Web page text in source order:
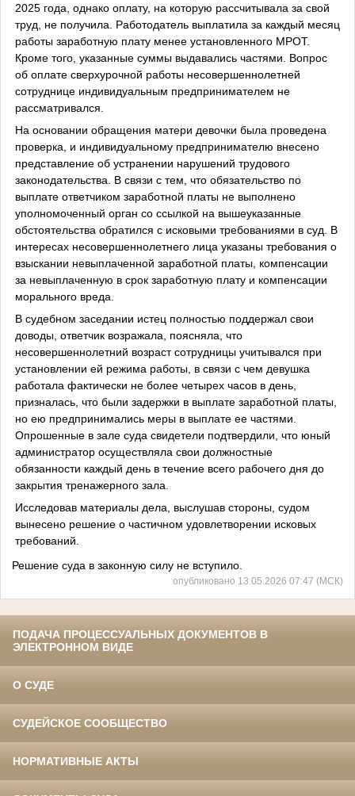
2025 года, однако оплату, на которую рассчитывала за свой
труд, не получила. Работодатель выплатила за каждый месяц
работы заработную плату менее установленного МРОТ.
Кроме того, указанные суммы выдавались частями. Вопрос
об оплате сверхурочной работы несовершеннолетней
сотруднице индивидуальным предпринимателем не
рассматривался.
На основании обращения матери девочки была проведена
проверка, и индивидуальному предпринимателю внесено
представление об устранении нарушений трудового
законодательства. В связи с тем, что обязательство по
выплате ответчиком заработной платы не выполнено
уполномоченный орган со ссылкой на вышеуказанные
обстоятельства обратился с исковыми требованиями в суд. В
интересах несовершеннолетнего лица указаны требования о
взыскании невыплаченной заработной платы, компенсации
за невыплаченную в срок заработную плату и компенсации
морального вреда.
В судебном заседании истец полностью поддержал свои
доводы, ответчик возражала, поясняла, что
несовершеннолетний возраст сотрудницы учитывался при
установлении ей режима работы, в связи с чем девушка
работала фактически не более четырех часов в день,
призналась, что были задержки в выплате заработной платы,
но ею предпринимались меры в выплате ее частями.
Опрошенные в зале суда свидетели подтвердили, что юный
администратор осуществляла свои должностные
обязанности каждый день в течение всего рабочего дня до
закрытия тренажерного зала.
Исследовав материалы дела, выслушав стороны, судом
вынесено решение о частичном удовлетворении исковых
требований.
Решение суда в законную силу не вступило.
опубликовано 13.05.2026 07:47 (МСК)
ПОДАЧА ПРОЦЕССУАЛЬНЫХ ДОКУМЕНТОВ В
ЭЛЕКТРОННОМ ВИДЕ
О СУДЕ
СУДЕЙСКОЕ СООБЩЕСТВО
НОРМАТИВНЫЕ АКТЫ